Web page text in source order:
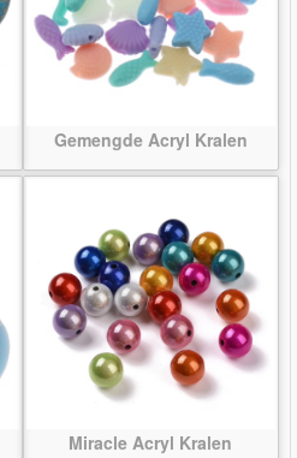
Gemengde Acryl Kralen
Miracle Acryl Kralen